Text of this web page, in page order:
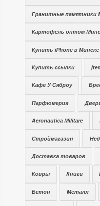
Гранитные памятники
Картофель оптом
Купить iPhone в Минске
Купить ссылки
Кафе У Сяброу
Парфюмерия
Aeronautica Militare
Строймагазин
Доставка товаров
Ковры Книги
Бетон Металл